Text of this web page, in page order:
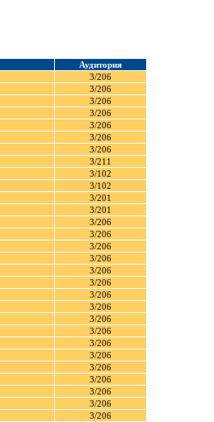
Аудитория
3/206
3/206
3/206
3/206
3/206
3/206
3/206
3/211
3/102
3/102
3/201
3/201
3/206
3/206
3/206
3/206
3/206
3/206
3/206
3/206
3/206
3/206
3/206
3/206
3/206
3/206
3/206
3/206
3/206